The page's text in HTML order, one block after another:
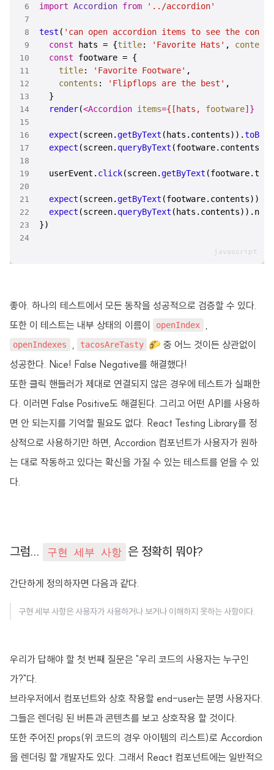
import Accordion from '../accordion'
test ( 'can open accordion items to see the
const hats = {title: 'Favorite Hats' , contents
const
title: 'Favorite Footware'
contents : 'Flipflops are the best'
render(<Accordion items={[hats, footware]} />
expect (screen.getByText (hats. contents)).
expect (screen. queryByText (footware. contents
  userEvent.
click(screen.getByText (footware.
expect (screen.getByText (footware. contents)).
expect (screen. queryByText (hats. contents)). not
})
좋아. 하나의 테스트에서 모든 동작을 성공적으로 검증할 수 있다.
또한 이 테스트는 내부 상태의 이름이
openIndex
openIndexes tacosAreTasty 🌮 중 어느 것이든 상관없이
성공한다. Nice! False Negative를 해결했다!
또한 클릭 핸들러가 제대로 연결되지 않은 경우에 테스트가 실패한
다. 이러면 False Positive도 해결된다. 그리고 어떤 API를 사용하
면 안 되는지를 기억할 필요도 없다. React Testing Library를 정
상적으로 사용하기만 하면, Accordion 컴포넌트가 사용자가 원하
는 대로 작동하고 있다는 확신을 가질 수 있는 테스트를 얻을 수 있
다.
그럼... 구현 세부 사항 은 정확히 뭐야?
간단하게 정의하자면 다음과 같다.
구현 세부 사항은 사용자가 사용하거나 보거나 이해하지 못하는 사항이다.
우리가 답해야 할 첫 번째 질문은 "우리 코드의 사용자는 누구인
가?"다.
브라우저에서 컴포넌트와 상호 작용할 end-user는 분명 사용자다.
그들은 렌더링 된 버튼과 콘텐츠를 보고 상호작용 할 것이다.
또한 주어진 props(위 코드의 경우 아이템의 리스트)로 Accordion
을 렌더링 할 개발자도 있다. 그래서 React 컴포넌트에는 일반적으